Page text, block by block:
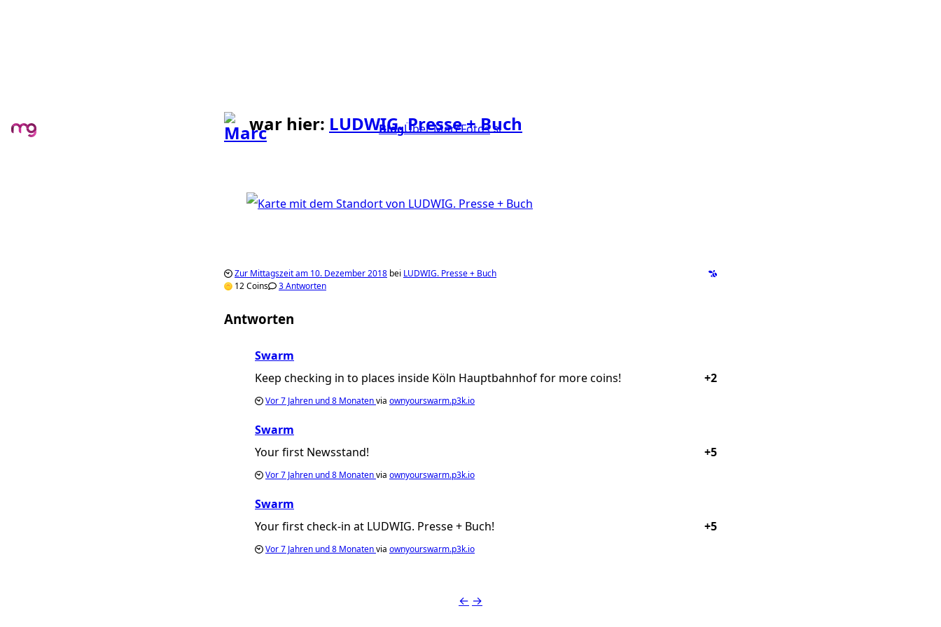
BlogÜber MarcFotos
war hier: LUDWIG. Presse + Buch
Zur Mittagszeit am 10. Dezember 2018 bei LUDWIG. Presse + Buch
12 Coins
3 Antworten
Antworten
Swarm
+2
Keep checking in to places inside Köln Hauptbahnhof for more coins!
Vor7 Jahren und 8 Monatenvia ownyourswarm.p3k.io
Swarm
+5
Your first Newsstand!
Vor7 Jahren und 8 Monatenvia ownyourswarm.p3k.io
Swarm
+5
Your first check-in at LUDWIG. Presse + Buch!
Vor7 Jahren und 8 Monatenvia ownyourswarm.p3k.io
← →